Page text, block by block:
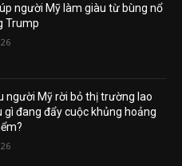
người Mỹ làm giàu từ bùng nổ
Trump
người Mỹ rời bỏ thị trường lao
gì đang đẩy cuộc khủng hoảng